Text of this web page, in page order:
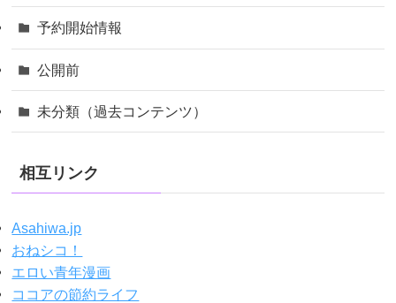
予約開始情報
公開前
未分類（過去コンテンツ）
相互リンク
Asahiwa.jp
おねシコ！
エロい青年漫画
ココアの節約ライフ